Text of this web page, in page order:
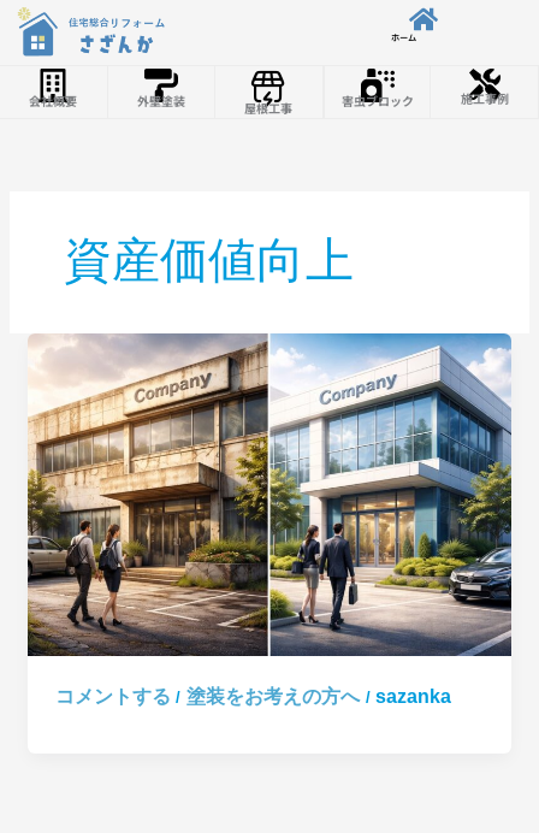
ホーム
会社概要 外壁塗装 屋根工事 害虫ブロック 施工事例
資産価値向上
コメントする / 塗装をお考えの方へ/ sazanka